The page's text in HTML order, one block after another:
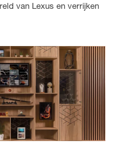
van Lexus en verrijken